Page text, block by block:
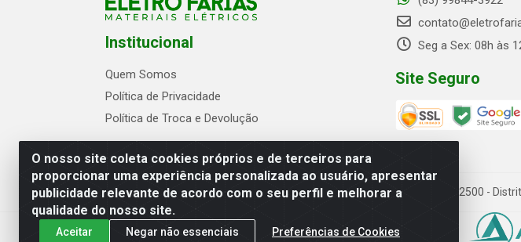
O nosso site coleta cookies próprios e de terceiros para
proporcionar uma experiência personalizada ao usuário, apresentar
publicidade relevante de acordo com o seu perfil e melhorar a
qualidade do nosso site.
Aceitar Negar não essenciais Preferências de Cookies
Institucional
Quem Somos
Política de Privacidade
Política de Troca e Devolução
Seg a Sex: 08h às
Site Seguro
Eletrofarias Materiais Eletricos - Av. Jorn. Assis Chateaubriand, 2500 -